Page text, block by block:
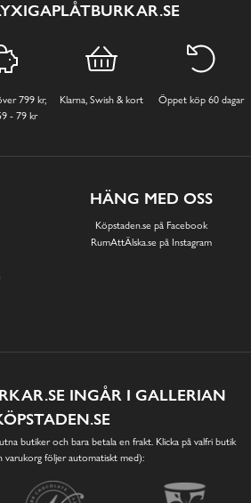
799 kr,
- 79 kr
Klarna, Swish & kort Öppet köp 60 dagar
HÄNG MED OSS
Köpstaden.se på Facebook
RumAttÄlska.se på Instagram
INGÅR I GALLERIAN
butiker och bara betala en frakt. Klicka på valfri butik
varukorg följer automatiskt med):